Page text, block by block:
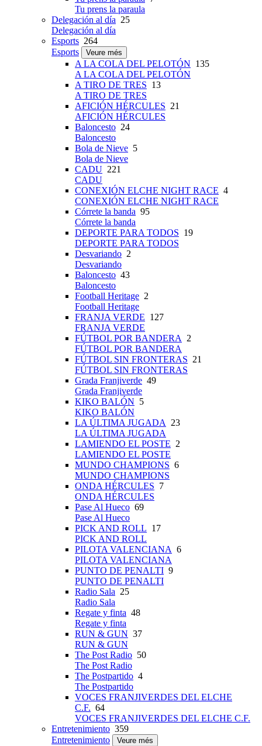
Tu prens la paraula
Delegación al día 25
Delegación al día
Esports 264
Esports
Veure més
A LA COLA DEL PELOTÓN 135
A LA COLA DEL PELOTÓN
A TIRO DE TRES 13
A TIRO DE TRES
AFICIÓN HÉRCULES 21
AFICIÓN HÉRCULES
Baloncesto 24
Baloncesto
Bola de Nieve 5
Bola de Nieve
CADU 221
CADU
CONEXIÓN ELCHE NIGHT RACE 4
CONEXIÓN ELCHE NIGHT RACE
Córrete la banda 95
Córrete la banda
DEPORTE PARA TODOS 19
DEPORTE PARA TODOS
Desvariando 2
Desvariando
Baloncesto 43
Baloncesto
Football Heritage 2
Football Heritage
FRANJA VERDE 127
FRANJA VERDE
FÚTBOL POR BANDERA 2
FÚTBOL POR BANDERA
FÚTBOL SIN FRONTERAS 21
FÚTBOL SIN FRONTERAS
Grada Franjiverde 49
Grada Franjiverde
KIKO BALÓN 5
KIKO BALÓN
LA ÚLTIMA JUGADA 23
LA ÚLTIMA JUGADA
LAMIENDO EL POSTE 2
LAMIENDO EL POSTE
MUNDO CHAMPIONS 6
MUNDO CHAMPIONS
ONDA HÉRCULES 7
ONDA HÉRCULES
Pase Al Hueco 69
Pase Al Hueco
PICK AND ROLL 17
PICK AND ROLL
PILOTA VALENCIANA 6
PILOTA VALENCIANA
PUNTO DE PENALTI 9
PUNTO DE PENALTI
Radio Sala 25
Radio Sala
Regate y finta 48
Regate y finta
RUN & GUN 37
RUN & GUN
The Post Radio 50
The Post Radio
The Postpartido 4
The Postpartido
VOCES FRANJIVERDES DEL ELCHE
C.F. 64
VOCES FRANJIVERDES DEL ELCHE C.F.
Entretenimiento 359
Entretenimiento
Veure més